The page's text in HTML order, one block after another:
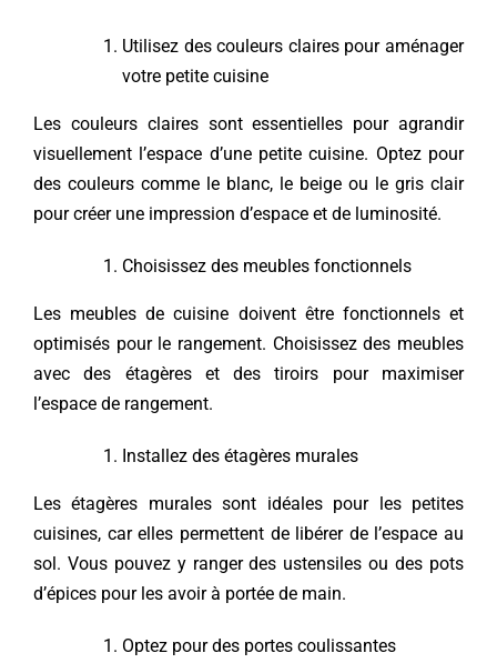
Utilisez des couleurs claires pour aménager
votre petite cuisine
Les couleurs claires sont essentielles pour agrandir
visuellement l’espace d’une petite cuisine. Optez pour
des couleurs comme le blanc, le beige ou le gris clair
pour créer une impression d’espace et de luminosité.
Choisissez des meubles fonctionnels
Les meubles de cuisine doivent être fonctionnels et
optimisés pour le rangement. Choisissez des meubles
avec des étagères et des tiroirs pour maximiser
l’espace de rangement.
Installez des étagères murales
Les étagères murales sont idéales pour les petites
cuisines, car elles permettent de libérer de l’espace au
sol. Vous pouvez y ranger des ustensiles ou des pots
d’épices pour les avoir à portée de main.
Optez pour des portes coulissantes